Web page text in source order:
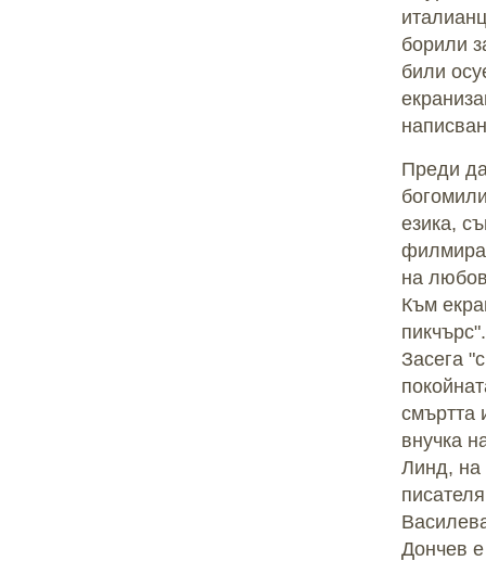
борили
били
Преди
езика,
на
Към
пикчърс".
Засега
смъртта
внучка
Линд, на
Дончев